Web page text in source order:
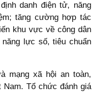
danh điện tử, năng
tăng cường hợp tác
khu vực về công dân
lực số, tiêu chuẩn
mạng xã hội an toàn,
Nam. Tổ chức đánh giá